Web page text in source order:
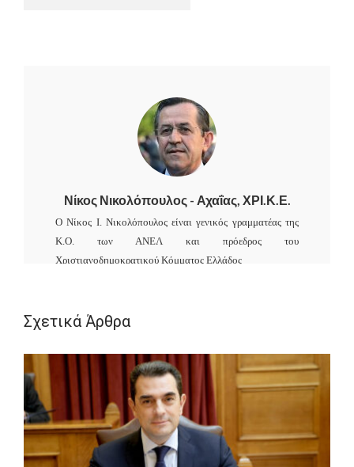
Νίκος Νικολόπουλος - Αχαΐας, ΧΡΙ.Κ.Ε.
Ο Νίκος Ι. Νικολόπουλος είναι γενικός γραμματέας της
Κ.Ο. των ΑΝΕΛ και πρόεδρος του
Χριστιανοδημοκρατικού Κόμματος Ελλάδος
ΟΙΚΟΓΕΝΕΙΑΚΗ ΚΑΤΑΣΤΑΣΗ :
Παντρεμένος με την Αναστασία Μανωλοπούλου και
πατέρας τεσσάρων παιδιών, Αφροδίτη (1997), Ιωάννης
(1998), Νίκη (2000) και Ανδρέας - Ευγένιος (2001).
Σχετικά Άρθρα